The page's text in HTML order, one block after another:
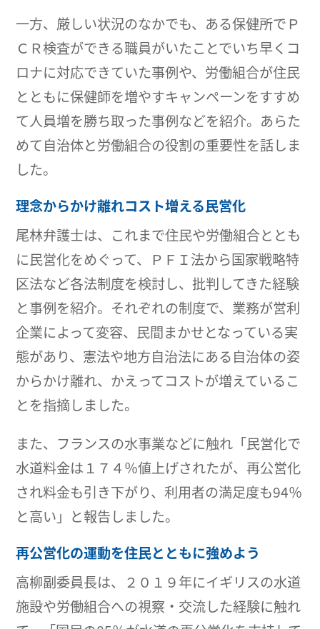
一方、厳しい状況のなかでも、ある保健所でＰ
ＣＲ検査ができる職員がいたことでいち早くコ
ロナに対応できていた事例や、労働組合が住民
とともに保健師を増やすキャンペーンをすすめ
て人員増を勝ち取った事例などを紹介。あらた
めて自治体と労働組合の役割の重要性を話しま
した。
理念からかけ離れコスト増える民営化
尾林弁護士は、これまで住民や労働組合ととも
に民営化をめぐって、ＰＦＩ法から国家戦略特
区法など各法制度を検討し、批判してきた経験
と事例を紹介。それぞれの制度で、業務が営利
企業によって変容、民間まかせとなっている実
態があり、憲法や地方自治法にある自治体の姿
からかけ離れ、かえってコストが増えているこ
とを指摘しました。
また、フランスの水事業などに触れ「民営化で
水道料金は１７４％値上げされたが、再公営化
され料金も引き下がり、利用者の満足度も94％
と高い」と報告しました。
再公営化の運動を住民とともに強めよう
高柳副委員長は、２０１９年にイギリスの水道
施設や労働組合への視察・交流した経験に触れ